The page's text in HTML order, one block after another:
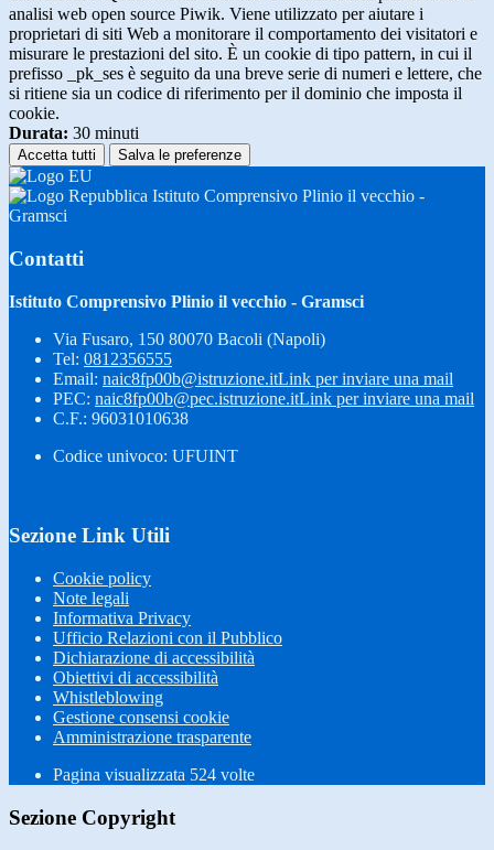
analisi web open source Piwik. Viene utilizzato per aiutare i
proprietari di siti Web a monitorare il comportamento dei visitatori e
misurare le prestazioni del sito. È un cookie di tipo pattern, in cui il
prefisso _pk_ses è seguito da una breve serie di numeri e lettere, che
si ritiene sia un codice di riferimento per il dominio che imposta il
cookie.
Durata: 30 minuti
Accetta tutti Salva le preferenze
Istituto Comprensivo Plinio il vecchio -
Gramsci
Contatti
Istituto Comprensivo Plinio il vecchio - Gramsci
Via Fusaro, 150 80070 Bacoli (Napoli)
Tel: 0812356555
Email: naic8fp00b@istruzione.itLink per inviare una mail
PEC: naic8fp00b@pec.istruzione.itLink per inviare una mail
C.F.: 96031010638
Codice univoco: UFUINT
Sezione Link Utili
Cookie policy
Note legali
Informativa Privacy
Ufficio Relazioni con il Pubblico
Dichiarazione di accessibilità
Obiettivi di accessibilità
Whistleblowing
Gestione consensi cookie
Amministrazione trasparente
Pagina visualizzata 524 volte
Sezione Copyright